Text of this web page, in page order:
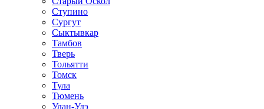
Ступино
Сургут
Сыктывкар
Тамбов
Тверь
Тольятти
Томск
Тула
Тюмень
Улан-Удэ